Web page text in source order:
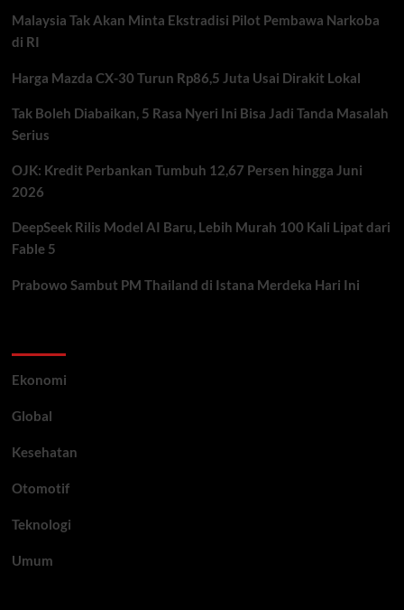
Malaysia Tak Akan Minta Ekstradisi Pilot Pembawa Narkoba
di RI
Harga Mazda CX-30 Turun Rp86,5 Juta Usai Dirakit Lokal
Tak Boleh Diabaikan, 5 Rasa Nyeri Ini Bisa Jadi Tanda Masalah
Serius
OJK: Kredit Perbankan Tumbuh 12,67 Persen hingga Juni
2026
DeepSeek Rilis Model AI Baru, Lebih Murah 100 Kali Lipat dari
Fable 5
Prabowo Sambut PM Thailand di Istana Merdeka Hari Ini
Ekonomi
Global
Kesehatan
Otomotif
Teknologi
Umum